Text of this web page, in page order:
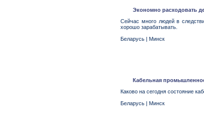
Экономно расходовать
Сейчас много людей в
хорошо зарабатывать.
Беларусь | Минск
Кабельная
Каково на сегодня состояние
Беларусь | Минск